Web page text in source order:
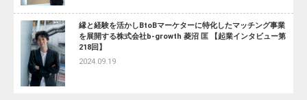
縁と経験を活かしBtoBマーケターに特化したマッチング事業
を展開する株式会社b-growth 菱沼 匡 【起業インタビュー第
218回】
2024.09.19